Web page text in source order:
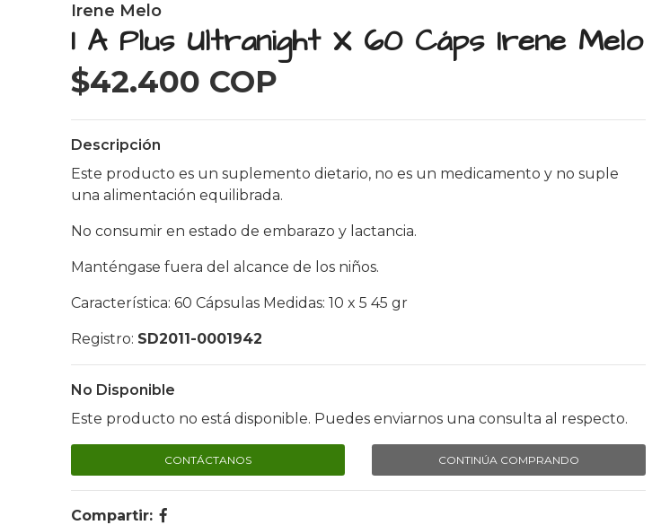
Irene Melo
1 A Plus Ultranight X 60 Cáps Irene Melo
$42.400 COP
Descripción
Este producto es un suplemento dietario, no es un medicamento y no suple
una alimentación equilibrada.
No consumir en estado de embarazo y lactancia.
Manténgase fuera del alcance de los niños.
Característica: 60 Cápsulas Medidas: 10 x 5 45 gr
Registro: SD2011-0001942
No Disponible
Este producto no está disponible. Puedes enviarnos una consulta al respecto.
CONTÁCTANOS CONTINÚA COMPRANDO
Compartir: